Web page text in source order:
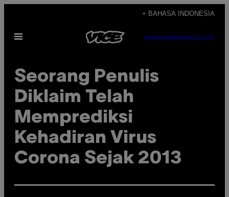
content
+ BAHASA INDONESIA
Open
SUBSCRIBENEWSLETTER
Seorang Penulis
Diklaim Telah
Memprediksi
Kehadiran Virus
Corona Sejak 2013